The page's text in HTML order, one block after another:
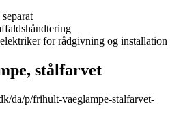
for rådgivning og installation
stålfarvet
da/p/frihult-vaeglampe-stalfarvet-